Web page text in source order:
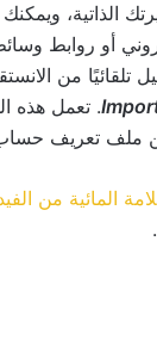
الذاتية،
أو روابط
من
. تعمل هذه
ملف تعريف حساب
المائية من
.